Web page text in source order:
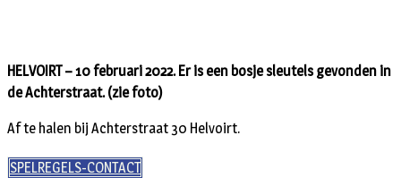
HELVOIRT – 10 februari 2022. Er is een bosje sleutels gevonden in
de Achterstraat. (zie foto)
Af te halen bij Achterstraat 30 Helvoirt.
SPELREGELS-CONTACT